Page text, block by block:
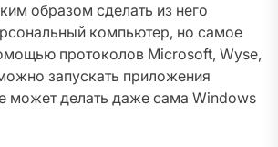
образом сделать из него
компьютер, но самое
протоколов Microsoft, Wyse,
запускать приложения
может делать даже сама Windows